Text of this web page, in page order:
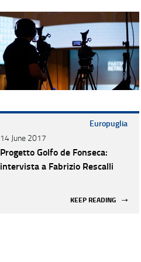
Europuglia
14 June 2017
Progetto Golfo de Fonseca:
intervista a Fabrizio Rescalli
KEEP READING